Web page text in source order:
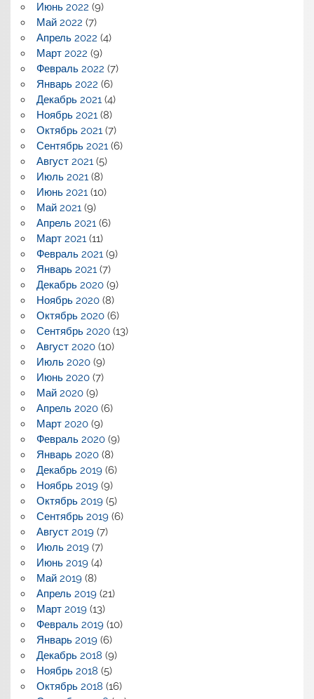
Июнь 2022 (9)
Май 2022 (7)
Апрель 2022 (4)
Март 2022 (9)
Февраль 2022 (7)
Январь 2022 (6)
Декабрь 2021(4)
Ноябрь 2021(8)
Октябрь 2021(7)
Сентябрь 2021(6)
Август 2021(5)
Июль 2021(8)
Июнь 2021(10)
Май 2021(9)
Апрель 2021(6)
Март 2021(11)
Февраль 2021(9)
Январь 2021(7)
Декабрь 2020(9)
Ноябрь 2020(8)
Октябрь 2020(6)
Сентябрь 2020(13)
Август 2020(10)
Июль 2020(9)
Июнь 2020(7)
Май 2020(9)
Апрель 2020(6)
Март 2020(9)
Февраль 2020(9)
Январь 2020(8)
Декабрь 2019(6)
Ноябрь 2019(9)
Октябрь 2019(5)
Сентябрь 2019(6)
Август 2019(7)
Июль 2019(7)
Июнь 2019(4)
Май 2019(8)
Апрель 2019(21)
Март 2019(13)
Февраль 2019(10)
Январь 2019(6)
Декабрь 2018 (9)
Ноябрь 2018 (5)
Октябрь 2018 (16)